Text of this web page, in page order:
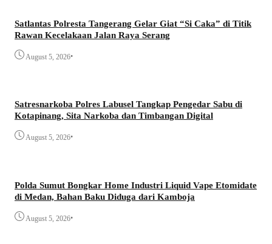
Satlantas Polresta Tangerang Gelar Giat “Si Caka” di Titik
Rawan Kecelakaan Jalan Raya Serang
August 5, 2026•
Satresnarkoba Polres Labusel Tangkap Pengedar Sabu di
Kotapinang, Sita Narkoba dan Timbangan Digital
August 5, 2026•
Polda Sumut Bongkar Home Industri Liquid Vape Etomidate
di Medan, Bahan Baku Diduga dari Kamboja
August 5, 2026•